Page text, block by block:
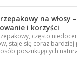
na włosy
i korzyści
często
staje się coraz
poszukujących